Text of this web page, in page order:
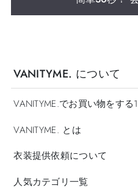
VANITYME. について
VANITYME.でお買い物をする
VANITYME. とは
衣装提供依頼について
人気カテゴリ一覧